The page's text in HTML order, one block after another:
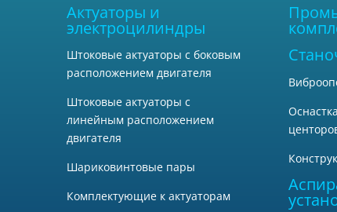
Актуаторы и
электроцилиндры
Штоковые актуаторы с боковым
расположением двигателя
Штоковые актуаторы с
линейным расположением
двигателя
Шариковинтовые пары
Комплектующие к актуаторам